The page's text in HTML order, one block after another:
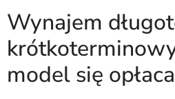
Wynajem
model się